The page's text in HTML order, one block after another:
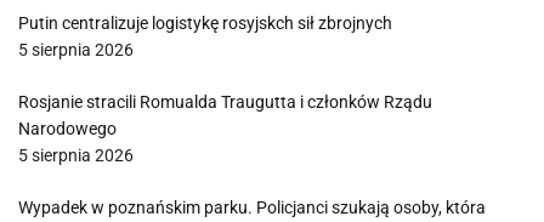
Putin centralizuje logistykę rosyjskch sił zbrojnych
5 sierpnia 2026
Rosjanie stracili Romualda Traugutta i członków Rządu
Narodowego
5 sierpnia 2026
Wypadek w poznańskim parku. Policjanci szukają osoby, która